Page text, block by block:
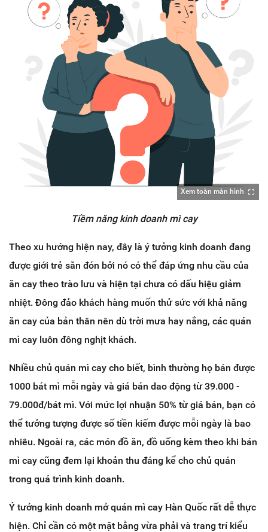
Xem toàn màn hình
Tiềm năng kinh doanh mì cay
Theo xu hướng hiện nay, đây là ý tưởng kinh doanh đang
được giới trẻ săn đón bởi nó có thể đáp ứng nhu cầu của
ăn cay theo trào lưu và hiện tại chưa có dấu hiệu giảm
nhiệt. Đông đảo khách hàng muốn thử sức với khả năng
ăn cay của bản thân nên dù trời mưa hay nắng, các quán
mì cay luôn đông nghịt khách.
Nhiều chủ quán mì cay cho biết, bình thường họ bán được
1000 bát mì mỗi ngày và giá bán dao động từ 39.000 -
79.000đ/bát mì. Với mức lợi nhuận 50% từ giá bán, bạn có
thể tưởng tượng được số tiền kiếm được mỗi ngày là bao
nhiêu. Ngoài ra, các món đồ ăn, đồ uống kèm theo khi bán
mì cay cũng đem lại khoản thu đáng kể cho chủ quán
trong quá trình kinh doanh.
Ý tưởng kinh doanh mở quán mì cay Hàn Quốc rất dễ thực
hiện. Chỉ cần có một mặt bằng vừa phải và trang trí kiểu